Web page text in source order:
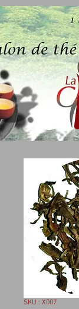
SKU : X007